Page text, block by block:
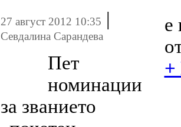
27 август 2012 10:35 |
Севдалина Сарандева
Пет
номинации
за званието
е
+